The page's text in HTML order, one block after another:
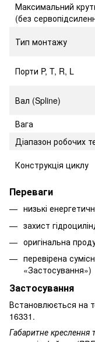
Максимальний
(без
Тип монтажу
Порти P, T, R, L
Вал (Spline)
Вага
Діапазон робочих
Конструкція циклу
Переваги
низькі
захист
оригінальна
перевірена
«Застосування»)
Застосування
Встановлюється на
16331.
Габаритне креслення